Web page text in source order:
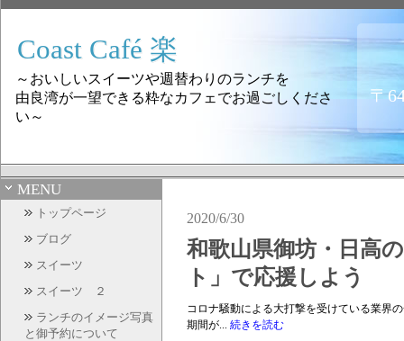
Coast Café 楽
～おいしいスイーツや週替わりのランチを
由良湾が一望できる粋なカフェでお過ごしくださ
い～
〒
MENU
トップページ
ブログ
スイーツ
スイーツ ２
ランチのイメージ写真
と御予約について
2020/6/30
和歌山県御坊・日高
ト」で応援しよう
コロナ騒動による大打撃を受けている業界
期間が... 続きを読む